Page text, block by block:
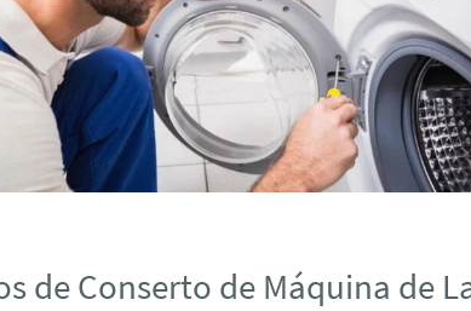
de Conserto de Máquina de